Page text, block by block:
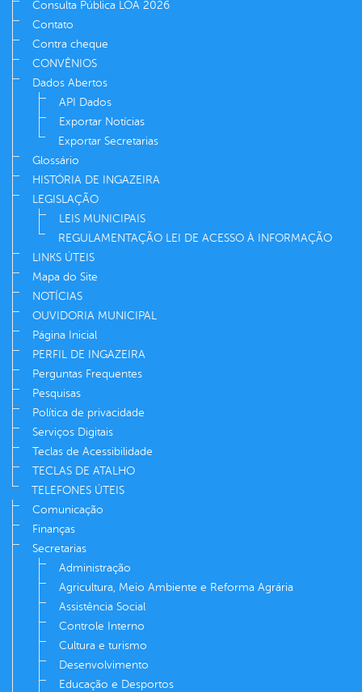
Consulta Pública LOA 2026
Contato
Contra cheque
CONVÊNIOS
Dados Abertos
API Dados
Exportar Notícias
Exportar Secretarias
Glossário
HISTÓRIA DE INGAZEIRA
LEGISLAÇÃO
LEIS MUNICIPAIS
REGULAMENTAÇÃO LEI DE ACESSO À INFORMAÇÃO
LINKS ÚTEIS
Mapa do Site
NOTÍCIAS
OUVIDORIA MUNICIPAL
Página Inicial
PERFIL DE INGAZEIRA
Perguntas Frequentes
Pesquisas
Política de privacidade
Serviços Digitais
Teclas de Acessibilidade
TECLAS DE ATALHO
TELEFONES ÚTEIS
Comunicação
Finanças
Secretarias
Administração
Agricultura, Meio Ambiente e Reforma Agrária
Assistência Social
Controle Interno
Cultura e turismo
Desenvolvimento
Educação e Desportos